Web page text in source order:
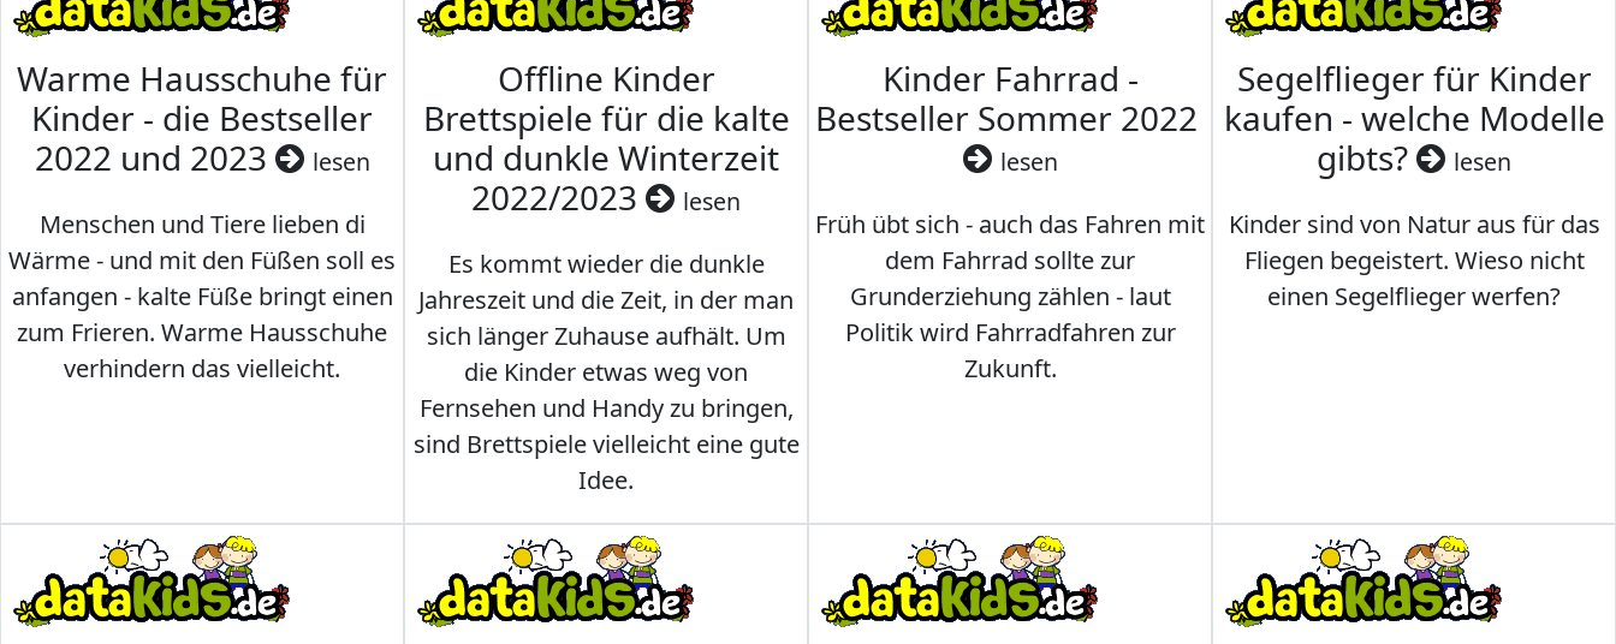
Warme Hausschuhe für
Kinder - die Bestseller
2022 und 2023
lesen
Menschen und Tiere lieben di
Wärme - und mit den Füßen soll es
anfangen - kalte Füße bringt einen
zum Frieren. Warme Hausschuhe
verhindern das vielleicht.
Offline Kinder
Brettspiele für die kalte
und dunkle Winterzeit
2022/2023
lesen
Es kommt wieder die dunkle
Jahreszeit und die Zeit, in der man
sich länger Zuhause aufhält. Um
die Kinder etwas weg von
Fernsehen und Handy zu bringen,
sind Brettspiele vielleicht eine gute
Idee.
Kinder Fahrrad -
Bestseller Sommer 2022
lesen
Früh übt sich - auch das Fahren mit
dem Fahrrad sollte zur
Grunderziehung zählen - laut
Politik wird Fahrradfahren zur
Zukunft.
Segelflieger für Kinder
kaufen - welche Modelle
gibts?
lesen
Kinder sind von Natur aus für das
Fliegen begeistert. Wieso nicht
einen Segelflieger werfen?